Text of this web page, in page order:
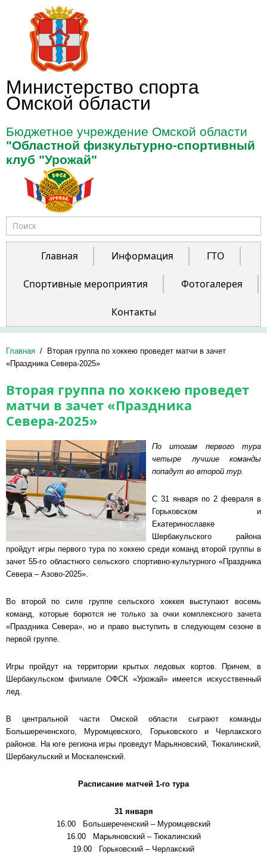
Перейти к основному содержанию
Министерство спорта
Омской области
Бюджетное учреждение Омской области
"Областной физкультурно-спортивный
клуб "Урожай"
Форма поиска
Главная
Информация ГТО
Спортивные мероприятия Фотогалерея
Контакты
Главная /
Вторая группа по хоккею проведет матчи в зачет
«Праздника Севера-2025»
Вторая группа по хоккею проведет
матчи в зачет «Праздника
Севера-2025»
По итогам первого тура
четыре лучшие команды
попадут во второй тур.
С 31 января по 2 февраля в
Горьковском и
Екатеринославке
Шербакульского района
пройдут игры первого тура по хоккею среди команд второй группы в
зачет 55-го областного сельского спортивно-культурного «Праздника
Севера – Азово-2025».
Во второй по силе группе сельского хоккея выступают восемь
команд, которые борются не только за очки комплексного зачета
«Праздника Севера», но и право выступить в следующем сезоне в
первой группе.
Игры пройдут на территории крытых ледовых кортов. Причем, в
Шербакульском филиале ОФСК «Урожай» имеется искусственный
лед.
В центральной части Омской области сыграют команды
Большереченского, Муромцевского, Горьковского и Черлакского
районов. На юге региона игры проведут Марьяновский, Тюкалинский,
Шербакульский и Москаленский.
Расписание матчей 1-го тура
31 января
16.00 Большереченский – Муромцевский
16.00 Марьяновский – Тюкалинский
19.00 Горьковский – Черлакский